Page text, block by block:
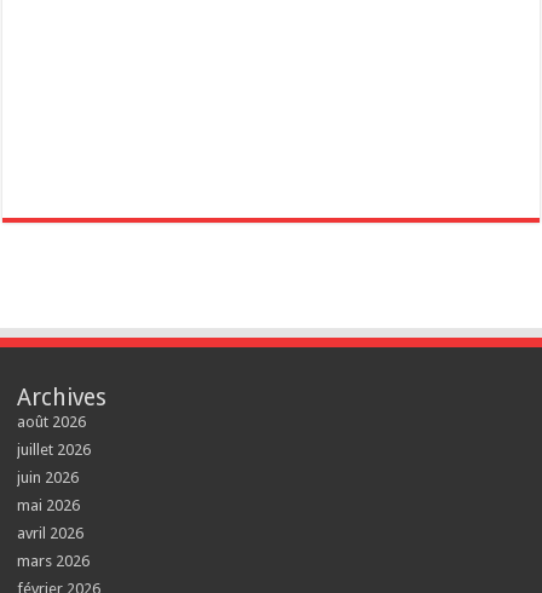
Archives
août 2026
juillet 2026
juin 2026
mai 2026
avril 2026
mars 2026
février 2026